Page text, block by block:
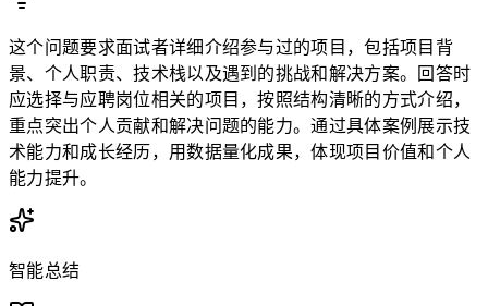
这个问题要求面试者详细介绍参与过的项目，包括项目背
景、个人职责、技术栈以及遇到的挑战和解决方案。回答时
应选择与应聘岗位相关的项目，按照结构清晰的方式介绍，
重点突出个人贡献和解决问题的能力。通过具体案例展示技
术能力和成长经历，用数据量化成果，体现项目价值和个人
能力提升。
智能总结